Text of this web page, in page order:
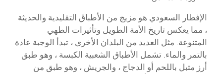
الإفطار السعودي هو مزيج من الأطباق التقليدية والحديثة
، مما يعكس تاريخ الأمة الطويل وتأثيرات الطهي
المتنوعة. مثل العديد من البلدان الأخرى ، تبدأ الوجبة عادة
بالتمر والماء. تشمل الأطباق الشعبية الكبسة ، وهو طبق
أرز متبل باللحم أو الدجاج ، والجريش ، وهو طبق من